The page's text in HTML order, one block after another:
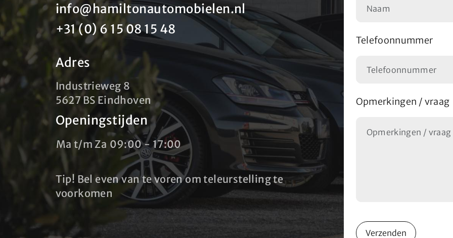
info@hamiltonautomobielen.nl
+31 (0) 6 15 08 15 48
Adres
Industrieweg 8
5627 BS Eindhoven
Openingstijden
Ma t/m Za 09:00 - 17:00
Tip! Bel even van te voren om teleurstelling te
voorkomen
Telefoonnummer
Opmerkingen / vraag
Verzenden